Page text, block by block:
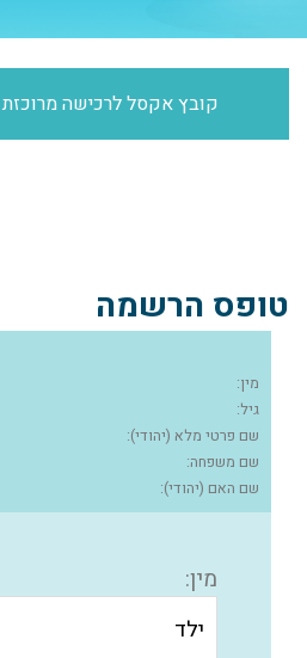
קובץ אקסל לרכישה מרוכזת
טופס הרשמה
מין:
גיל:
שם פרטי מלא (יהודי):
שם משפחה:
שם האם (יהודי):
מין: